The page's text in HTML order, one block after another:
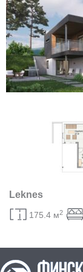
Leknes
175.4 м2